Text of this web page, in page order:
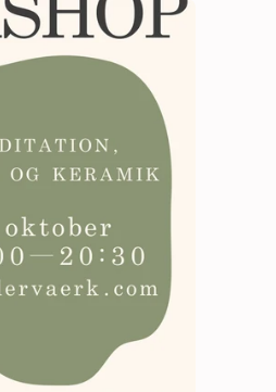
Select Language
English